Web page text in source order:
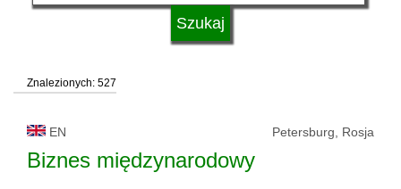
status uczelni
Znalezionych: 527
EN Petersburg, Rosja
Biznes międzynarodowy